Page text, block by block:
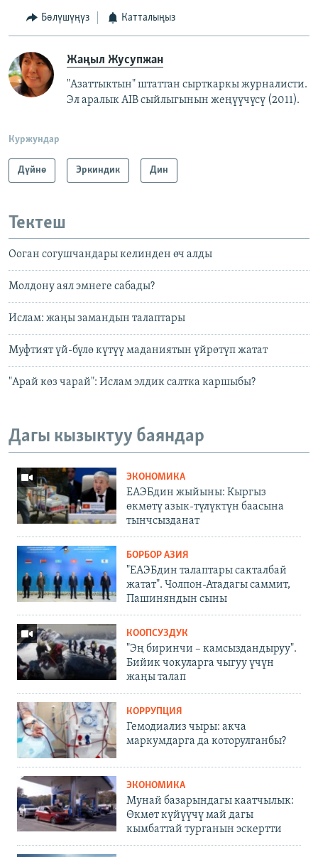
Бөлүшүңүз Катталыңыз
Жаңыл Жусупжан
"Азаттыктын" штаттан сырткаркы журналисти.
Эл аралык AIB сыйлыгынын жеңүүчүсү (2011).
Куржундар
Дүйнө Эркиндик Дин
Тектеш
Ооган согушчандары келинден өч алды
Молдону аял эмнеге сабады?
Ислам: жаңы замандын талаптары
Муфтият үй-бүлө күтүү маданиятын үйрөтүп жатат
"Арай көз чарай": Ислам элдик салтка каршыбы?
Дагы кызыктуу баяндар
ЭКОНОМИКА
ЕАЭБдин жыйыны: Кыргыз
өкмөтү азык-түлүктүн баасына
тынчсызданат
БОРБОР АЗИЯ
"ЕАЭБдин талаптары сакталбай
жатат". Чолпон-Атадагы саммит,
Пашиняндын сыны
КООПСУЗДУК
"Эң биринчи – камсыздандыруу".
Бийик чокуларга чыгуу үчүн
жаңы талап
КОРРУПЦИЯ
Гемодиализ чыры: акча
маркумдарга да которулганбы?
ЭКОНОМИКА
Мунай базарындагы каатчылык:
Өкмөт күйүүчү май дагы
кымбаттай турганын эскертти